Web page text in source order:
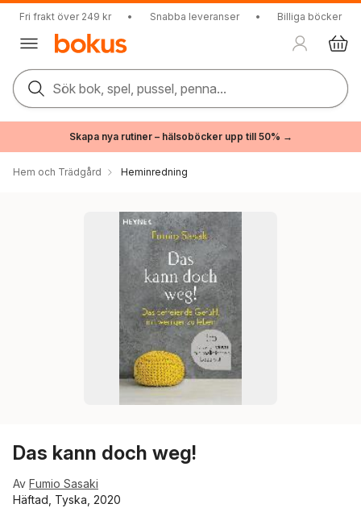
Fri frakt över 249 kr • Snabba leveranser • Billiga böcker
Sök bok, spel, pussel, penna...
Skapa nya rutiner – hälsoböcker upp till 50% →
Hem och Trädgård Heminredning
Das kann doch weg!
Av Fumio Sasaki
Häftad, Tyska, 2020